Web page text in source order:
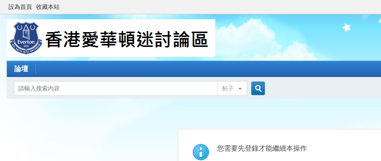
設為首頁 收藏本站
論壇
帖子
索
您需要先登錄才能繼續本操作